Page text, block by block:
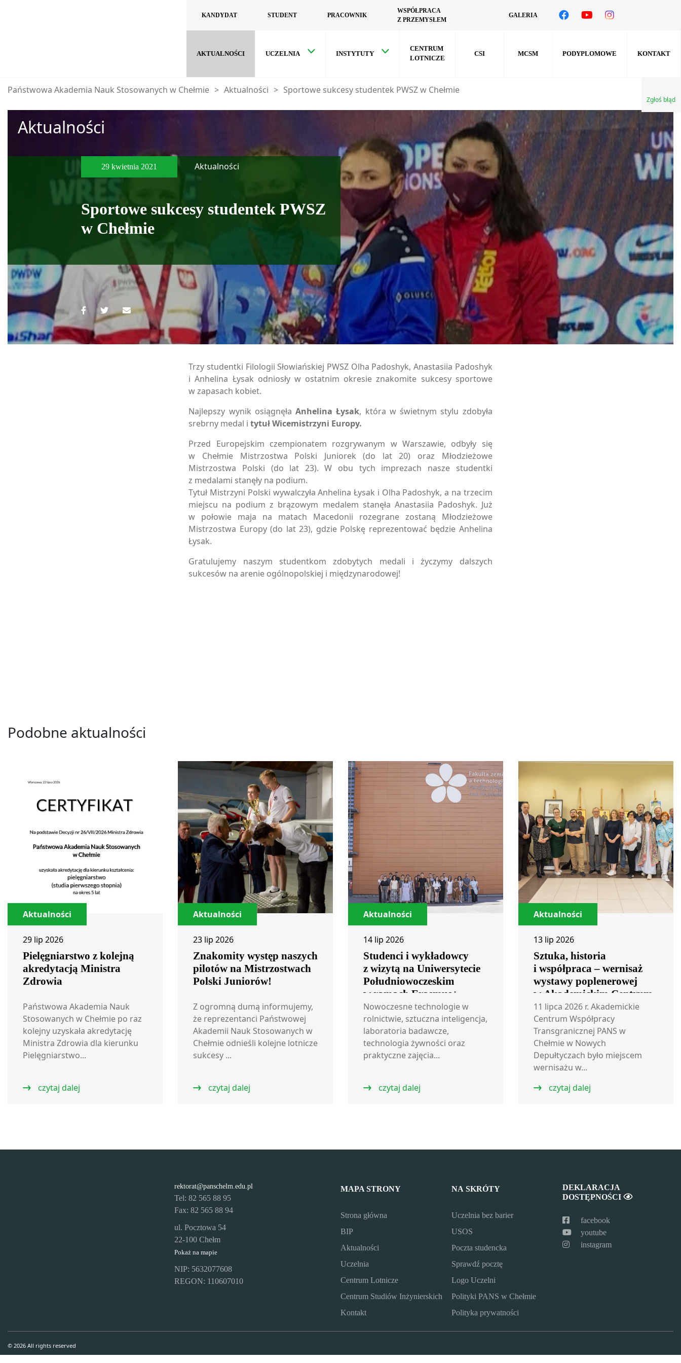
KANDYDAT STUDENT PRACOWNIK
WSPÓŁPRACA
Z PRZEMYSŁEM
GALERIA
AKTUALNOŚCI UCZELNIA INSTYTUTY
CENTRUM
LOTNICZE
CSI MCSM PODYPLOMOWE KONTAKT
Zgłoś błąd
Państwowa Akademia Nauk Stosowanych w Chełmie > Aktualności > Sportowe sukcesy studentek PWSZ w Chełmie
Aktualności
29 kwietnia 2021 Aktualności
Sportowe sukcesy studentek PWSZ
w Chełmie
Trzy studentki Filologii Słowiańskiej PWSZ Olha Padoshyk, Anastasiia Padoshyk
i Anhelina Łysak odniosły w ostatnim okresie znakomite sukcesy sportowe
w zapasach kobiet.
Najlepszy wynik osiągnęłaAnhelina Łysak, która w świetnym stylu zdobyła
srebrny medal itytuł Wicemistrzyni Europy.
Przed Europejskim czempionatem rozgrywanym w Warszawie, odbyły się
w Chełmie Mistrzostwa Polski Juniorek (do lat 20) oraz Młodzieżowe
Mistrzostwa Polski (do lat 23). W obu tych imprezach nasze studentki
z medalami stanęły na podium.
Tytuł Mistrzyni Polski wywalczyła Anhelina Łysak i Olha Padoshyk, a na trzecim
miejscu na podium z brązowym medalem stanęła Anastasiia Padoshyk. Już
w połowie maja na matach Macedonii rozegrane zostaną Młodzieżowe
Mistrzostwa Europy (do lat 23), gdzie Polskę reprezentować będzie Anhelina
Łysak.
Gratulujemy naszym studentkom zdobytych medali i życzymy dalszych
sukcesów na arenie ogólnopolskiej i międzynarodowej!
Podobne aktualności
Aktualności
29 lip 2026
Pielęgniarstwo z kolejną
akredytacją Ministra
Zdrowia
Państwowa Akademia Nauk
Stosowanych w Chełmie po raz
kolejny uzyskała akredytację
Ministra Zdrowia dla kierunku
Pielęgniarstwo...
czytaj dalej
Aktualności
23 lip 2026
Znakomity występ naszych
pilotów na Mistrzostwach
Polski Juniorów!
Z ogromną dumą informujemy,
że reprezentanci Państwowej
Akademii Nauk Stosowanych w
Chełmie odnieśli kolejne lotnicze
sukcesy ...
czytaj dalej
Aktualności
14 lip 2026
Studenci i wykładowcy
z wizytą na Uniwersytecie
Południowoczeskim
w ramach Erasmus+
Nowoczesne technologie w
rolnictwie, sztuczna inteligencja,
laboratoria badawcze,
technologia żywności oraz
praktyczne zajęcia...
czytaj dalej
Aktualności
13 lip 2026
Sztuka, historia
i współpraca – wernisaż
wystawy poplenerowej
w Akademickim Centrum
Współpracy
Transgranicznej
11 lipca 2026 r. Akademickie
Centrum Współpracy
Transgranicznej PANS w
Chełmie w Nowych
Depułtyczach było miejscem
wernisażu w...
czytaj dalej
rektorat@panschelm.edu.pl
Tel: 82 565 88 95
Fax: 82 565 88 94
ul. Pocztowa 54
22-100 Chełm
Pokaż na mapie
NIP: 5632077608
REGON: 110607010
MAPA STRONY
Strona główna
BIP
Aktualności
Uczelnia
Centrum Lotnicze
Centrum Studiów Inżynierskich
Kontakt
NA SKRÓTY
Uczelnia bez barier
USOS
Poczta studencka
Sprawdź pocztę
Logo Uczelni
Polityki PANS w Chełmie
Polityka prywatności
DEKLARACJA
DOSTĘPNOŚCI
facebook
youtube
instagram
© 2026 All rights reserved